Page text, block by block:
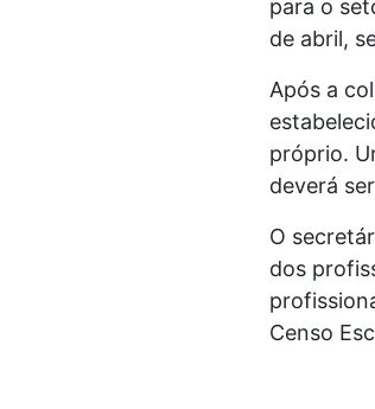
para o
de abril,
Após a
próprio.
deverá
O
dos
Censo